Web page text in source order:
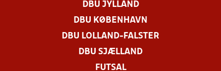
DBU JYLLAND
DBU KØBENHAVN
DBU LOLLAND-FALSTER
DBU SJÆLLAND
FUTSAL